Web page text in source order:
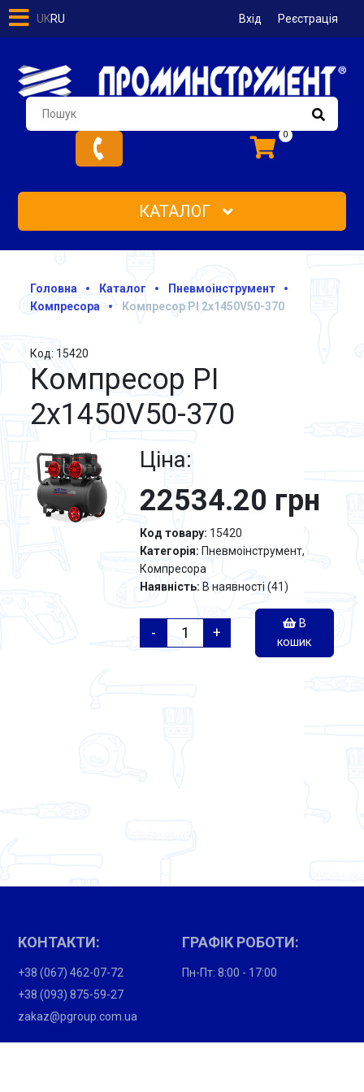
UKRU Вхід Реєстрація
0
КАТАЛОГ
Головна Каталог
Пневмоінструмент
Компресора
Компресор PI 2х1450V50-370
Код: 15420
Компресор PI
2х1450V50-370
Ціна:
22534.20 грн
Код товару: 15420
Категорія: Пневмоінструмент,
Компресора
Наявність: В наявності(41)
- +
В
кошик
КОНТАКТИ:
+38 (067) 462-07-72
+38 (093) 875-59-27
zakaz@pgroup.com.ua
ГРАФІК РОБОТИ:
Пн-Пт: 8:00 - 17:00